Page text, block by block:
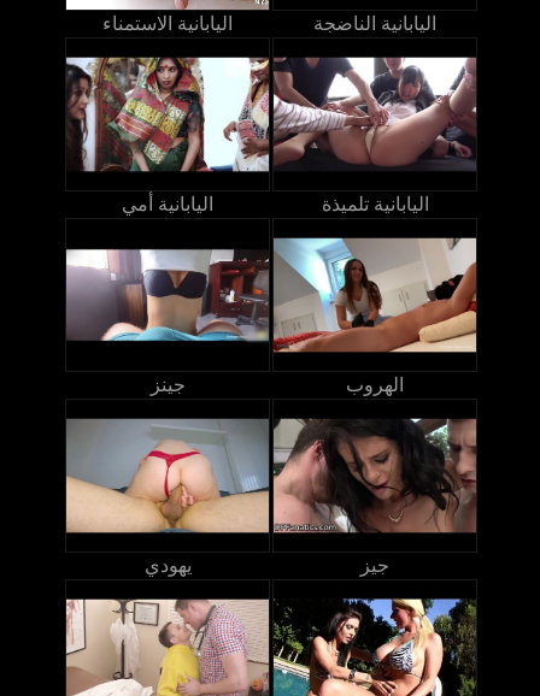
اليابانية الاستمناء اليابانية الناضجة
اليابانية أمي اليابانية تلميذة
جينز الهروب
يهودي جيز